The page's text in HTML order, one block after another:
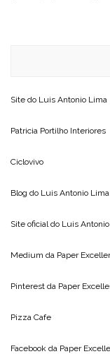
Site do Luis Antonio Lima
Patricia Portilho Interiores
Ciclovivo
Blog do Luis Antonio Lima
Site oficial do Luis
Medium da Paper
Pinterest da Paper
Pizza Cafe
Facebook da Paper